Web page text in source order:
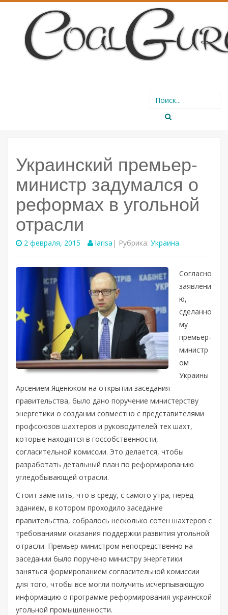
Search
for:
Украинский премьер-
министр задумался о
реформах в угольной
отрасли
2 февраля, 2015 larisa | Рубрика: Украина.
Согласно
заявлени
ю,
сделанно
му
премьер-
министр
ом
Украины
Арсением Яценюком на открытии заседания
правительства, было дано поручение министерству
энергетики о создании совместно с представителями
профсоюзов шахтеров и руководителей тех шахт,
которые находятся в госсобственности,
согласительной комиссии. Это делается, чтобы
разработать детальный план по реформированию
угледобывающей отрасли.
Стоит заметить, что в среду, с самого утра, перед
зданием, в котором проходило заседание
правительства, собралось несколько сотен шахтеров с
требованиями оказания поддержки развития угольной
отрасли. Премьер-министром непосредственно на
заседании было поручено министру энергетики
заняться формированием согласительной комиссии
для того, чтобы все могли получить исчерпывающую
информацию о программе реформирования украинской
угольной промышленности.